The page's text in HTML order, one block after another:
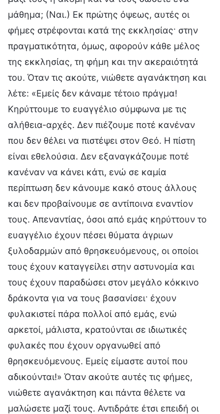
μάθημα; (Ναι.) Εκ πρώτης όψεως, αυτές οι
φήμες στρέφονται κατά της εκκλησίας· στην
πραγματικότητα, όμως, αφορούν κάθε μέλος
της εκκλησίας, τη φήμη και την ακεραιότητά
του. Όταν τις ακούτε, νιώθετε αγανάκτηση και
λέτε: «Εμείς δεν κάναμε τέτοιο πράγμα!
Κηρύττουμε το ευαγγέλιο σύμφωνα με τις
αλήθεια-αρχές. Δεν πιέζουμε ποτέ κανέναν
που δεν θέλει να πιστέψει στον Θεό. Η πίστη
είναι εθελούσια. Δεν εξαναγκάζουμε ποτέ
κανέναν να κάνει κάτι, ενώ σε καμία
περίπτωση δεν κάνουμε κακό στους άλλους
και δεν προβαίνουμε σε αντίποινα εναντίον
τους. Απεναντίας, όσοι από εμάς κηρύττουν το
ευαγγέλιο έχουν πέσει θύματα άγριων
ξυλοδαρμών από θρησκευόμενους, οι οποίοι
τους έχουν καταγγείλει στην αστυνομία και
τους έχουν παραδώσει στον μεγάλο κόκκινο
δράκοντα για να τους βασανίσει· έχουν
φυλακιστεί πάρα πολλοί από εμάς, ενώ
αρκετοί, μάλιστα, κρατούνται σε ιδιωτικές
φυλακές που έχουν οργανωθεί από
θρησκευόμενους. Εμείς είμαστε αυτοί που
αδικούνται!» Όταν ακούτε αυτές τις φήμες,
νιώθετε αγανάκτηση και πάντα θέλετε να
μαλώσετε μαζί τους. Αντιδράτε έτσι επειδή οι